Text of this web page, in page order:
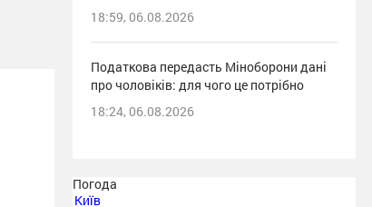
18:59, 06.08.2026
Податкова передасть Міноборони дані
про чоловіків: для чого це потрібно
18:24, 06.08.2026
Погода
Київ